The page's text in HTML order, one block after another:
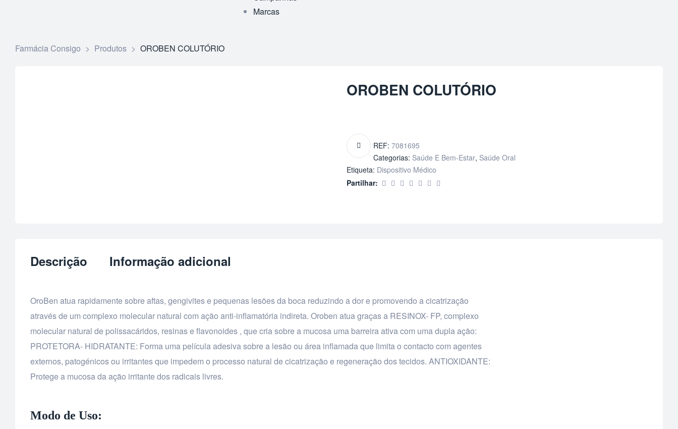
Marcas
Farmácia Consigo > Produtos > OROBEN COLUTÓRIO
OROBEN COLUTÓRIO
REF: 7081695
Categorias: Saúde E Bem-Estar, Saúde Oral
Etiqueta: Dispositivo Médico
Partilhar:
Descrição Informação adicional
OroBen atua rapidamente sobre aftas, gengivites e pequenas lesões da boca reduzindo a dor e promovendo a cicatrização
através de um complexo molecular natural com ação anti-inflamatória indireta. Oroben atua graças a RESINOX- FP, complexo
molecular natural de polissacáridos, resinas e flavonoides , que cria sobre a mucosa uma barreira ativa com uma dupla ação:
PROTETORA- HIDRATANTE: Forma uma película adesiva sobre a lesão ou área inflamada que limita o contacto com agentes
externos, patogénicos ou irritantes que impedem o processo natural de cicatrização e regeneração dos tecidos. ANTIOXIDANTE:
Protege a mucosa da ação irritante dos radicais livres.
Modo de Uso: